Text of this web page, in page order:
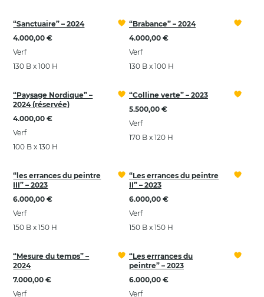
“Sanctuaire” – 2024
4.000,00 €
Verf
130 B x 100 H
“Brabance” – 2024
4.000,00 €
Verf
130 B x 100 H
“Paysage Nordique” –
2024 (réservée)
4.000,00 €
Verf
100 B x 130 H
“Colline verte” – 2023
5.500,00 €
Verf
170 B x 120 H
“les errances du peintre
III” – 2023
6.000,00 €
Verf
150 B x 150 H
“Les errances du peintre
II” – 2023
6.000,00 €
Verf
150 B x 150 H
“Mesure du temps” –
2024
7.000,00 €
Verf
“Les errrances du
peintre” – 2023
6.000,00 €
Verf